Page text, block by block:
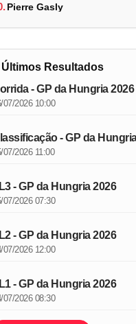
Pierre Gasly
Últimos Resultados
- GP da Hungria 2026
07/2026 10:00
- GP da
07/2026 11:00
- GP da Hungria 2026
07/2026 07:30
- GP da Hungria 2026
07/2026 12:00
- GP da Hungria 2026
07/2026 08:30